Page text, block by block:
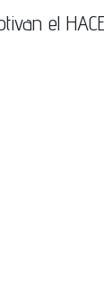
el